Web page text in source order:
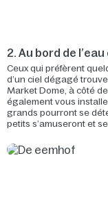
2. Au bord de
Ceux qui préfèrent
d’un ciel dégagé
Market Dome, à côté
également vous
grands pourront se
petits s’amuseront et